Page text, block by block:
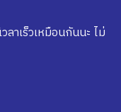
าเร็วเหมือนกันนะ ไม่